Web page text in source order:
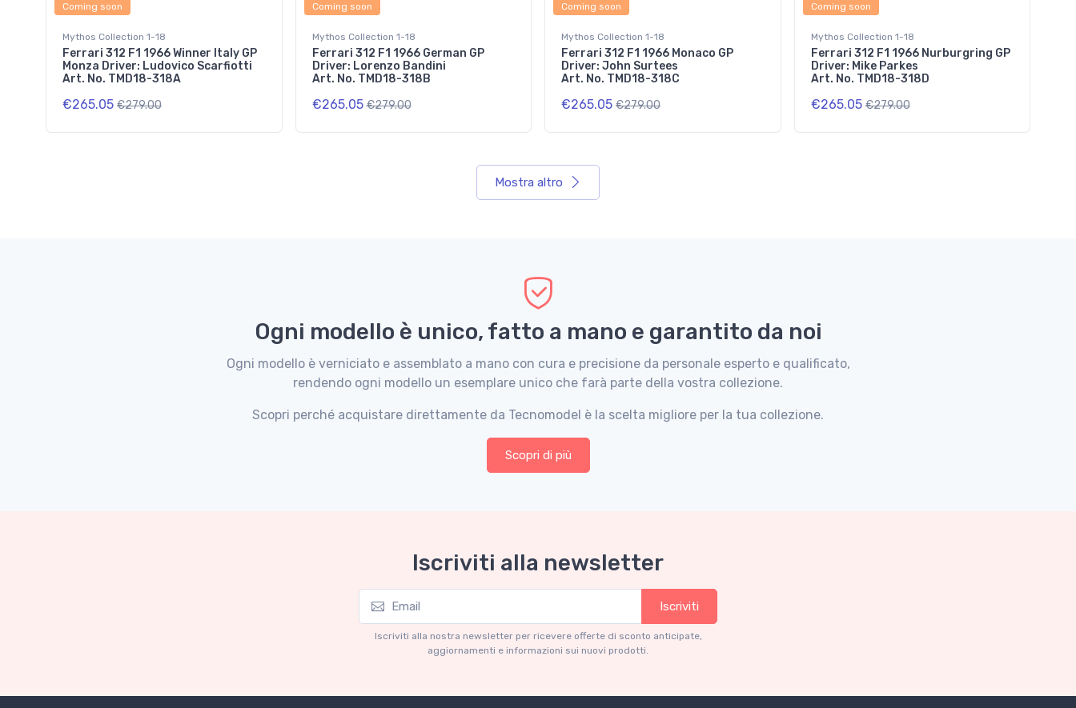
Coming soon
Mythos Collection 1-18
Ferrari 312 F1 1966 Winner Italy GP
Monza Driver: Ludovico Scarfiotti
Art. No. TMD18-318A
€265.05 €279.00
Coming soon
Mythos Collection 1-18
Ferrari 312 F1 1966 German GP
Driver: Lorenzo Bandini
Art. No. TMD18-318B
€265.05 €279.00
Coming soon
Mythos Collection 1-18
Ferrari 312 F1 1966 Monaco GP
Driver: John Surtees
Art. No. TMD18-318C
€265.05 €279.00
Coming soon
Mythos Collection 1-18
Ferrari 312 F1 1966 Nurburgring GP
Driver: Mike Parkes
Art. No. TMD18-318D
€265.05 €279.00
Mostra altro
Ogni modello è unico, fatto a mano e garantito da noi
Ogni modello è verniciato e assemblato a mano con cura e precisione da personale esperto e qualificato,
rendendo ogni modello un esemplare unico che farà parte della vostra collezione.
Scopri perché acquistare direttamente da Tecnomodel è la scelta migliore per la tua collezione.
Scopri di più
Iscriviti alla newsletter
Iscriviti
Iscriviti alla nostra newsletter per ricevere offerte di sconto anticipate,
aggiornamenti e informazioni sui nuovi prodotti.